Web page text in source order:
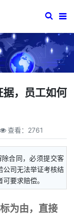
，员工如何
查看： 2761
合同，必须提交客
公司无法举证考核结
要求赔偿。
为由，直接